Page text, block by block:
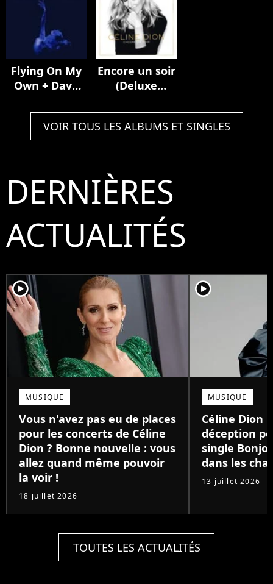
Flying On My
Own + Dave
Encore un soir
(Deluxe
VOIR TOUS LES ALBUMS ET SINGLES
DERNIÈRES
ACTUALITÉS
player2
MUSIQUE
Vous n'avez pas eu de places
pour les concerts de Céline
Dion ? Bonne nouvelle : vous
allez quand même pouvoir
la voir !
18 juillet 2026
player2
MUSIQUE
Céline Dion
déception
single
dans les
13 juillet 2026
TOUTES LES ACTUALITÉS